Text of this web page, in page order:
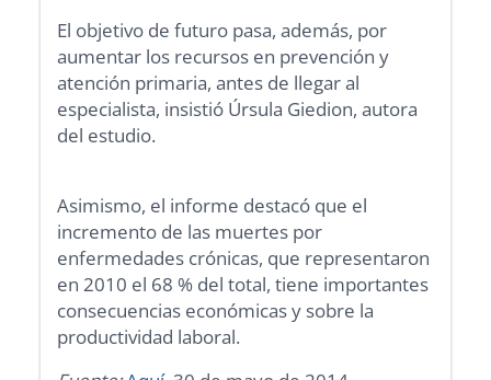
El objetivo de futuro pasa, además, por
aumentar los recursos en prevención y
atención primaria, antes de llegar al
especialista, insistió Úrsula Giedion, autora
del estudio.
Asimismo, el informe destacó que el
incremento de las muertes por
enfermedades crónicas, que representaron
en 2010 el 68 % del total, tiene importantes
consecuencias económicas y sobre la
productividad laboral.